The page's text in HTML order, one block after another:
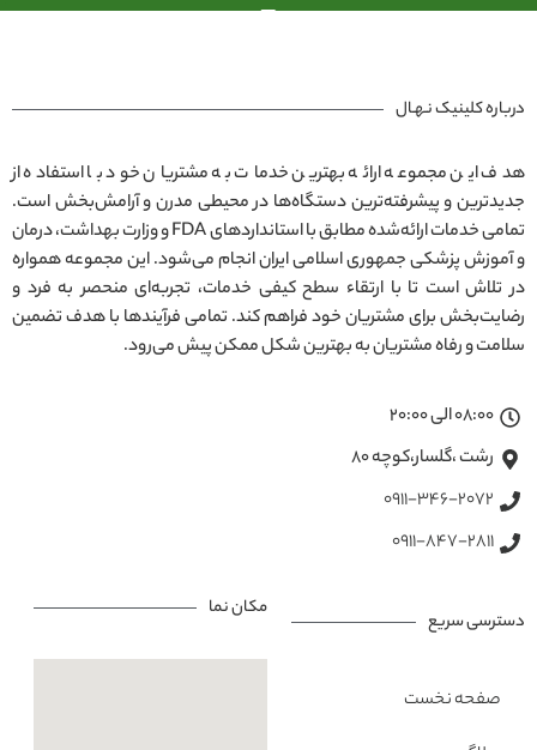
درباره کلینیک نـهـال
هدف این مجموعه ارائه بهترین خدمات به مشتریان خود با استفاده از
جدیدترین و پیشرفته‌ترین دستگاه‌ها در محیطی مدرن و آرامش‌بخش است.
تمامی خدمات ارائه‌شده مطابق با استانداردهای FDA و وزارت بهداشت، درمان
و آموزش پزشکی جمهوری اسلامی ایران انجام می‌شود. این مجموعه همواره
در تلاش است تا با ارتقاء سطح کیفی خدمات، تجربه‌ای منحصر به فرد و
رضایت‌بخش برای مشتریان خود فراهم کند. تمامی فرآیندها با هدف تضمین
سلامت و رفاه مشتریان به بهترین شکل ممکن پیش می‌رود.
08:00 الی 20:00
رشت ،گلسار،کوچه ۸۰
0911-346-2072
0911-847-2811
دسترسی سریع
صفحه نخست
مکان نما